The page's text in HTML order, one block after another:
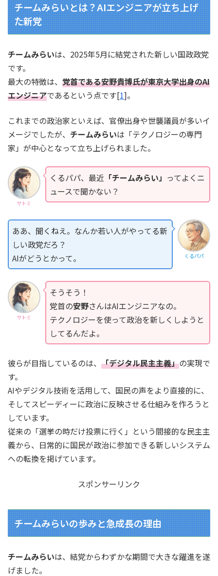
チームみらいとは？AIエンジニアが立ち上げ
た新党
チームみらいは、2025年5月に結党された新しい国政政党
です。
最大の特徴は、 党首である安野貴博氏が東京大学出身のAI
エンジニアであるという点です[1]。
これまでの政治家といえば、官僚出身や世襲議員が多いイ
メージでしたが、 チームみらいは「テクノロジーの専門
家」が中心となって立ち上げられました。
サトミ
くるパパ、最近 「チームみらい」 ってよくニ
ュースで聞かない？
くるパパ
ああ、聞くねえ。なんか若い人がやってる新
しい政党だろ？
AIがどうとかって。
サトミ
そうそう！
党首の安野さんはAIエンジニアなの。
テクノロジーを使って政治を新しくしようと
してるんだよ。
彼らが目指しているのは、 「デジタル民主主義」の実現で
す。
AIやデジタル技術を活用して、国民の声をより直接的に、
そしてスピーディーに政治に反映させる仕組みを作ろうと
しています。
従来の「選挙の時だけ投票に行く」という間接的な民主主
義から、日常的に国民が政治に参加できる新しいシステム
への転換を掲げています。
スポンサーリンク
チームみらいの歩みと急成長の理由
チームみらいは、結党からわずかな期間で大きな躍進を遂
げました。